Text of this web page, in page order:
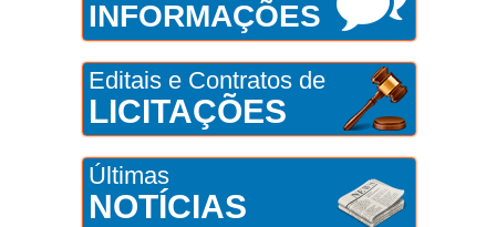
INFORMAÇÕES
Editais e Contratos de
LICITAÇÕES
Últimas
NOTÍCIAS